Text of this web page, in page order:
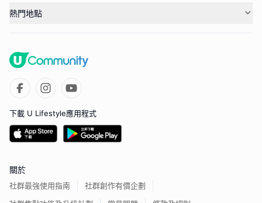
熱門地點
下載 U Lifestyle應用程式
關於
社群最強使用指南
社群創作有價企劃